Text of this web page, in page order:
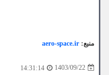
منبع: aero-space.ir
1403/09/22
14:31:14